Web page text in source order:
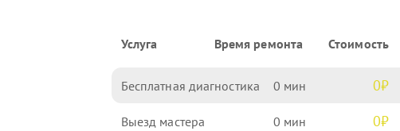
Услуга Время ремонта Стоимость
Бесплатная диагностика 0 0
Выезд мастера 0 0